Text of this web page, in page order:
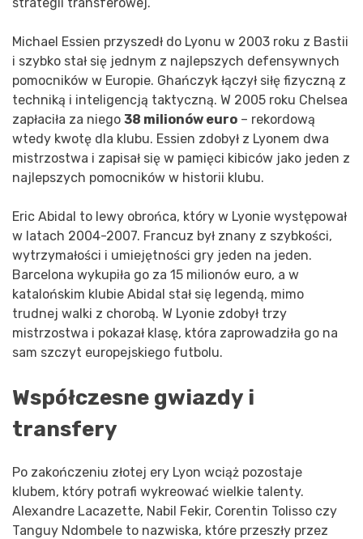
Michael Essien przyszedł do Lyonu w 2003 roku z Bastii
i szybko stał się jednym z najlepszych defensywnych
pomocników w Europie. Ghańczyk łączył siłę fizyczną z
techniką i inteligencją taktyczną. W 2005 roku Chelsea
zapłaciła za niego 38 milionów euro – rekordową
wtedy kwotę dla klubu. Essien zdobył z Lyonem dwa
mistrzostwa i zapisał się w pamięci kibiców jako jeden z
najlepszych pomocników w historii klubu.
Eric Abidal to lewy obrońca, który w Lyonie występował
w latach 2004-2007. Francuz był znany z szybkości,
wytrzymałości i umiejętności gry jeden na jeden.
Barcelona wykupiła go za 15 milionów euro, a w
katalońskim klubie Abidal stał się legendą, mimo
trudnej walki z chorobą. W Lyonie zdobył trzy
mistrzostwa i pokazał klasę, która zaprowadziła go na
sam szczyt europejskiego futbolu.
Współczesne gwiazdy i
transfery
Po zakończeniu złotej ery Lyon wciąż pozostaje
klubem, który potrafi wykreować wielkie talenty.
Alexandre Lacazette, Nabil Fekir, Corentin Tolisso czy
Tanguy Ndombele to nazwiska, które przeszły przez